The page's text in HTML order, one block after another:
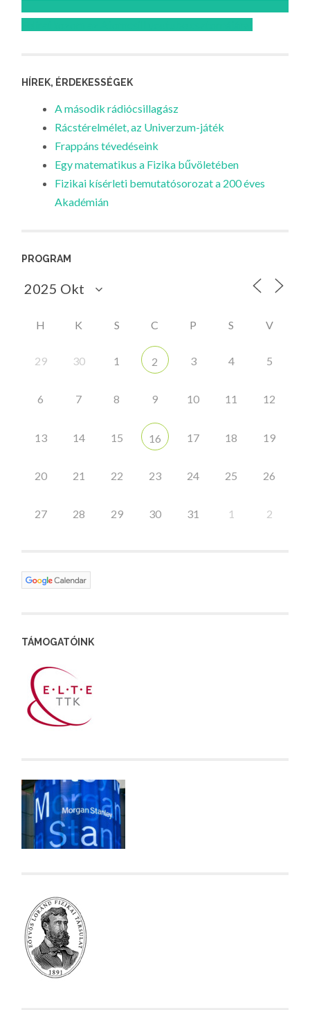
HÍREK, ÉRDEKESSÉGEK
A második rádiócsillagász
Rácstérelmélet, az Univerzum-játék
Frappáns tévedéseink
Egy matematikus a Fizika bűvöletében
Fizikai kísérleti bemutatósorozat a 200 éves
Akadémián
PROGRAM
H K S C P S V
29 30 1 2 3 4 5
6 7 8 9 10 11 12
13 14 15 16 17 18 19
20 21 22 23 24 25 26
27 28 29 30 31 1 2
TÁMOGATÓINK